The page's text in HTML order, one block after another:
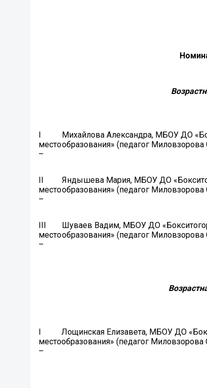
I
место
–
Михайлова Александра, МБОУ ДО
образования» (педагог
II
место
–
Яндышева Мария, МБОУ ДО
образования» (педагог
III
место
–
Шуваев Вадим, МБОУ ДО
образования» (педагог
I
место
–
Лощинская Елизавета, МБОУ ДО
образования» (педагог